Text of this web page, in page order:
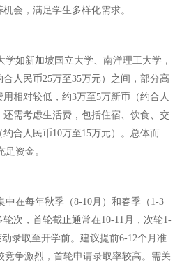
会，满足学生多样化需求。
如新加坡国立大学、南洋理工大学，
人民币25万至35万元）之间，部分高
相对较低，约3万至5万新币（约合人
还需考虑生活费，包括住宿、饮食、交
合人民币10万至15万元）。总体而
资金。
中在每年秋季（8-10月）和春季（1-3
次，首轮截止通常在10-11月，次轮1-
录取至开学前。建议提前6-12个月准
竞争激烈，首轮申请录取率较高。需关